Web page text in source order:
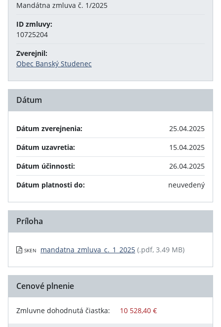
Mandátna zmluva č. 1/2025
ID zmluvy:
10725204
Zverejnil:
Obec Banský Studenec
Dátum
Dátum zverejnenia:
25.04.2025
Dátum uzavretia:
15.04.2025
Dátum účinnosti:
26.04.2025
Dátum platnosti do:
neuvedený
Príloha
SKEN mandatna_zmluva_c._1_2025 (.pdf, 3.49 MB)
Cenové plnenie
Zmluvne dohodnutá čiastka: 10 528,40 €